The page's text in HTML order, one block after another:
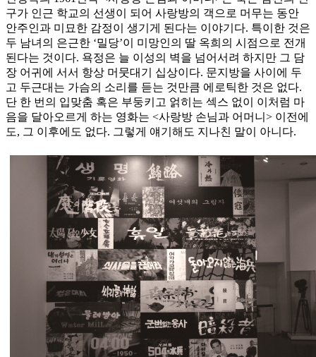
구가 인근 학교의 선생이 되어 사랑방의 객으로 머무는 동안
안주인과 미묘한 감정이 생기게 된다는 이야기다. 특이한 것은
두 남녀의 은근한 ‘밀당’이 미망인의 딸 옥희의 시점으로 전개
된다는 것이다. 욕정은 늘 이성의 벽을 넘어서려 하지만 그 담
장 어귀에 서서 항상 머뭇대기 십상이다. 문지방을 사이에 두
고 두근대는 가슴의 소리를 듣는 것만큼 에로틱한 것은 없다.
단 한 번의 입맞춤 혹은 부둥키고 얽히는 섹스 없이 이처럼 마
음을 달아오르게 하는 영화는 <사랑방 손님과 어머니> 이전에
도, 그 이후에도 없다. 그렇게 얘기해도 지나친 말이 아니다.